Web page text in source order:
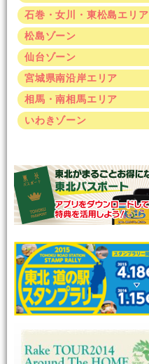
石巻・女川・東松島エリア
松島ゾーン
仙台ゾーン
宮城県南沿岸エリア
相馬・南相馬エリア
いわきゾーン